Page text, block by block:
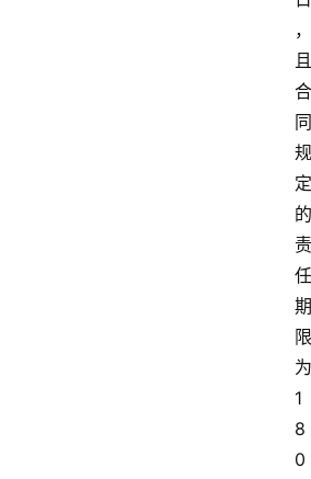
，
且
合
同
规
定
的
责
任
期
限
为
1
8
0